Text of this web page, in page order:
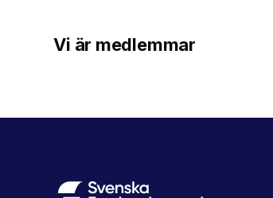
Vi är medlemmar